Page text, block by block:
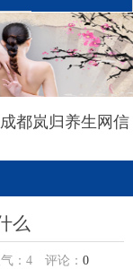
都岚归养生网信
么
： 4评论： 0